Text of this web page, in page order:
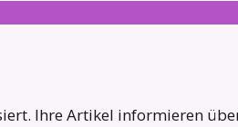
Ihre Artikel informieren